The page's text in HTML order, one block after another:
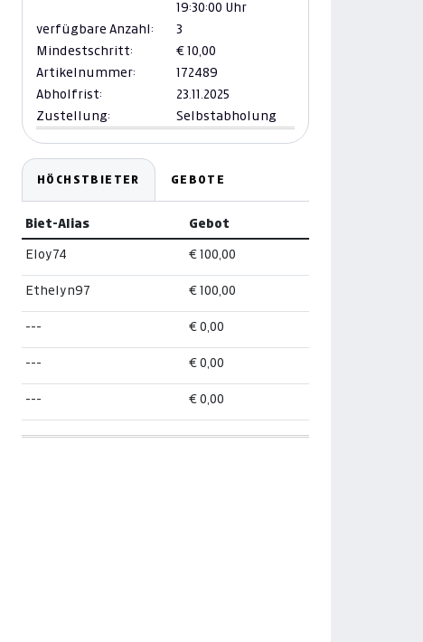
19:30:00 Uhr
verfügbare Anzahl:
3
Mindestschritt:
€ 10,00
Artikelnummer:
172489
Abholfrist:
23.11.2025
Zustellung:
Selbstabholung
HÖCHSTBIETER GEBOTE
Biet-Alias Gebot
Eloy74 € 100,00
Ethelyn97 € 100,00
--- € 0,00
--- € 0,00
--- € 0,00